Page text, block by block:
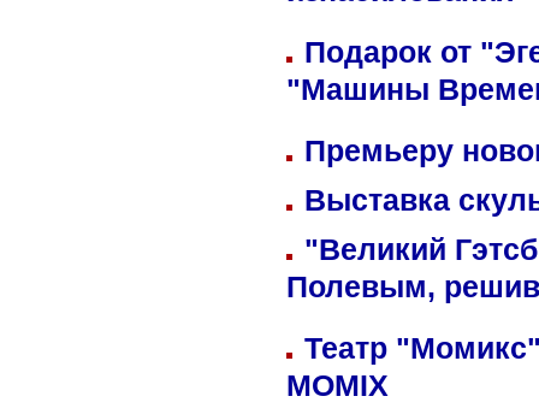
Подарок от
"Машины
Премьеру
Выставка
"Великий
Полевым,
Театр
MOMIX